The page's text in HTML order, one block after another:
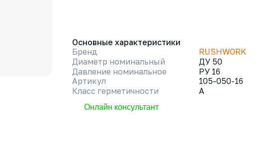
Основные характеристики
Бренд
RUSHWORK
Диаметр номинальный
ДУ 50
Давление номинальное
РУ 16
Артикул
105-050-16
Класс герметичности
A
Онлайн консультант